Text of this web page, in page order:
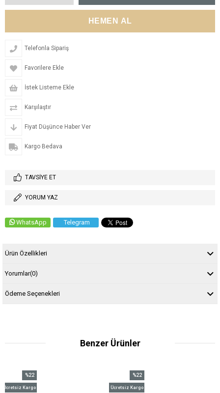
Telefonla Sipariş
Favorilere Ekle
İstek Listeme Ekle
Karşılaştır
Fiyat Düşünce Haber Ver
Kargo Bedava
TAVSIYE ET
YORUM YAZ
WhatsApp Telegram
Ürün Özellikleri
Yorumlar(0)
Ödeme Seçenekleri
Benzer Ürünler
İndirim
Kargo
İndirim
Ücretsiz Kargo